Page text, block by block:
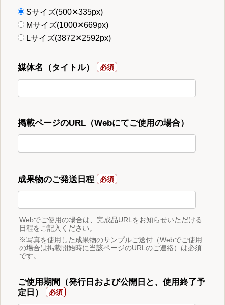
Sサイズ(500✕335px)
Mサイズ(1000✕669px)
Lサイズ(3872✕2592px)
媒体名（タイトル）
掲載ページのURL（Webにてご使用の場合）
成果物のご発送日程
Webでご使用の場合は、完成品URLをお知らせいただける
日程をご記入ください。
※写真を使用した成果物のサンプルご送付（Webでご使用
の場合は掲載開始時に当該ページのURLのご連絡）は必須
です。
ご使用期間（発行日および公開日と、使用終了予
定日）